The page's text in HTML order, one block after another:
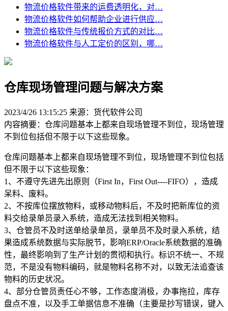
物流价格软件带来的运费透明化，对…
物流价格软件如何帮助企业进行供应…
物流价格软件与传统报价方式的对比…
物流价格软件与人工定价的区别，哪…
仓库现场管理问题与解决方案
2023/4/26 13:15:25 来源：货代软件公司
内容摘要：仓库问题基本上都来自现场管理不到位，现场管理
不到位包括但不限于以下这些现象。
仓库问题基本上都来自现场管理不到位，现场管理不到位包括
但不限于以下这些现象：
1、不遵守先进先出原则（First In，First Out----FIFO），造成
呆料、废料。
2、不按库位摆放物料，或移动物料后，不及时把新库位的资
料交给录单员录入系统，造成无法找到相关物料。
3、仓管员不及时送单给录单员，录单员不及时录入系统，结
果造成系统数据与实际脱节，影响ERP/Oracle系统数据的准确
性，最终影响到了生产计划的贯彻和执行。标识不统一、不规
范，不是没有物料编码，就是物料名称不对，以致无法追查该
物料的历史状况。
4、部分仓管员责任心不够，工作态度消极，办事拖拉，库存
盘点不准，以及手工单据信息不准确（主要是抄写错误，键入